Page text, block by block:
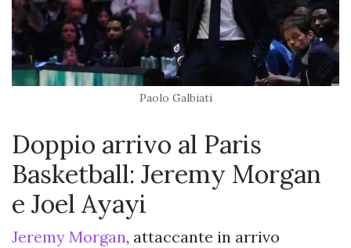
Paolo Galbiati
Doppio arrivo al Paris
Basketball: Jeremy Morgan
e Joel Ayayi
Jeremy Morgan, attaccante in arrivo